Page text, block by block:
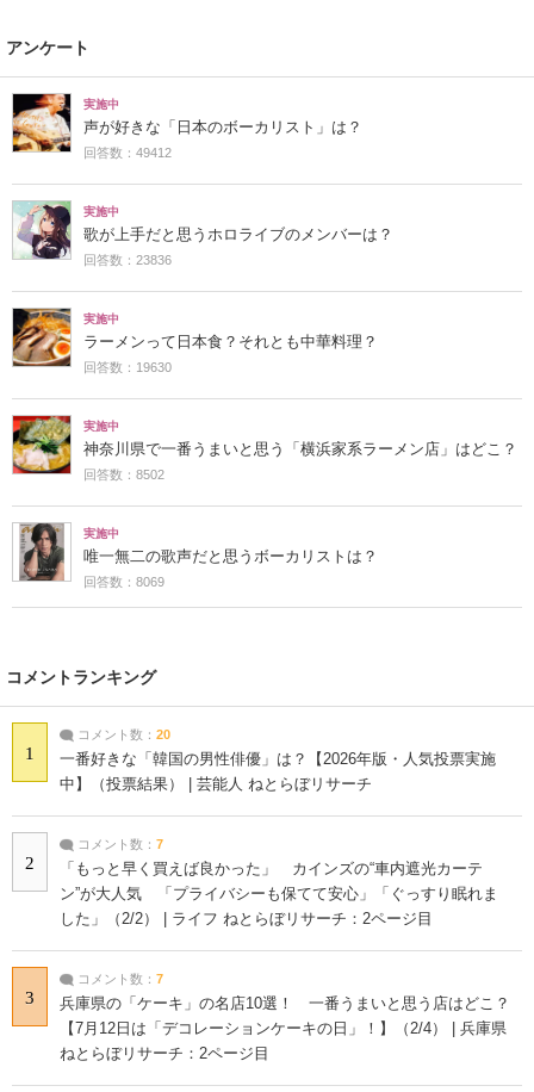
アンケート
実施中
声が好きな「日本のボーカリスト」は？
回答数：49412
実施中
歌が上手だと思うホロライブのメンバーは？
回答数：23836
実施中
ラーメンって日本食？それとも中華料理？
回答数：19630
実施中
神奈川県で一番うまいと思う「横浜家系ラーメン店」はどこ？
回答数：8502
実施中
唯一無二の歌声だと思うボーカリストは？
回答数：8069
コメントランキング
1
コメント数： 20
一番好きな「韓国の男性俳優」は？【2026年版・人気投票実施
中】（投票結果） | 芸能人 ねとらぼリサーチ
2
コメント数： 7
「もっと早く買えば良かった」 カインズの“車内遮光カーテ
ン”が大人気 「プライバシーも保てて安心」「ぐっすり眠れま
した」（2/2） | ライフ ねとらぼリサーチ：2ページ目
3
コメント数： 7
兵庫県の「ケーキ」の名店10選！ 一番うまいと思う店はどこ？
【7月12日は「デコレーションケーキの日」！】（2/4） | 兵庫県
ねとらぼリサーチ：2ページ目